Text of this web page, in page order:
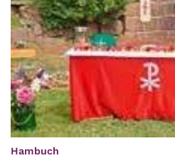
Hambuch